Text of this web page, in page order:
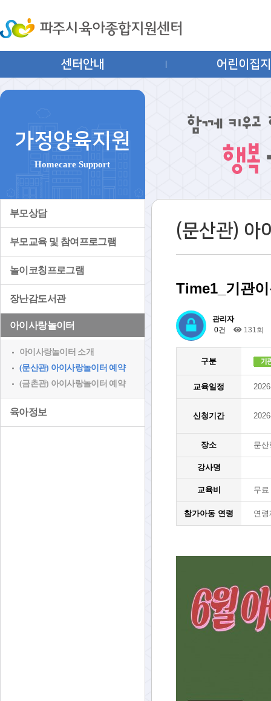
센터안내 어린이집
가정양육지원
Homecare Support
부모상담
부모교육 및 참여프로그램
놀이코칭프로그램
장난감도서관
아이사랑놀이터
아이사랑놀이터 소개
(문산관) 아이사랑놀이터 예약
(금촌관) 아이사랑놀이터 예약
육아정보
(문산관) 아
Time1_기관
관리자
0건
131회
구분
교육일정
신청기간
장소 문
강사명
교육비 무료
참가아동 연령 연